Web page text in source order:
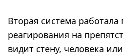
Вторая система
реагирования на
видит стену, человека